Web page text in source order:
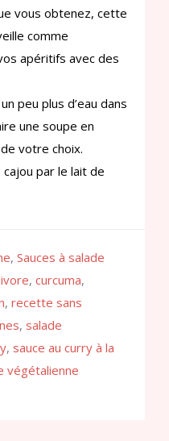
vous obtenez, cette
comme
apéritifs avec des
peu plus d’eau dans
une soupe en
votre choix.
par le lait de
, Sauces à salade
, curcuma,
, recette sans
, salade
, sauce au curry à la
végétalienne